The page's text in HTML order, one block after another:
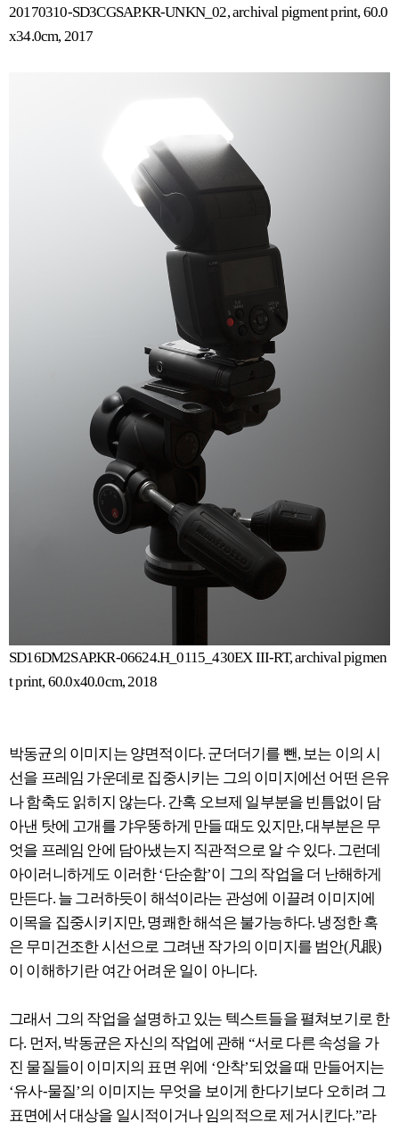
20170310-SD3CGSAP.KR-UNKN_02, archival pigment print, 60.0
x34.0cm, 2017
SD16DM2SAP.KR-06624.H_0115_430EX III-RT, archival pigmen
t print, 60.0x40.0cm, 2018
박동균의 이미지는 양면적이다. 군더더기를 뺀, 보는 이의 시
선을 프레임 가운데로 집중시키는 그의 이미지에선 어떤 은유
나 함축도 읽히지 않는다. 간혹 오브제 일부분을 빈틈없이 담
아낸 탓에 고개를 갸우뚱하게 만들 때도 있지만, 대부분은 무
엇을 프레임 안에 담아냈는지 직관적으로 알 수 있다. 그런데
아이러니하게도 이러한 ‘단순함’이 그의 작업을 더 난해하게
만든다. 늘 그러하듯이 해석이라는 관성에 이끌려 이미지에
이목을 집중시키지만, 명쾌한 해석은 불가능하다. 냉정한 혹
은 무미건조한 시선으로 그려낸 작가의 이미지를 범안(凡眼)
이 이해하기란 여간 어려운 일이 아니다.
그래서 그의 작업을 설명하고 있는 텍스트들을 펼쳐보기로 한
다. 먼저, 박동균은 자신의 작업에 관해 “서로 다른 속성을 가
진 물질들이 이미지의 표면 위에 ‘안착’되었을 때 만들어지는
‘유사-물질’의 이미지는 무엇을 보이게 한다기보다 오히려 그
표면에서 대상을 일시적이거나 임의적으로 제거시킨다.”라